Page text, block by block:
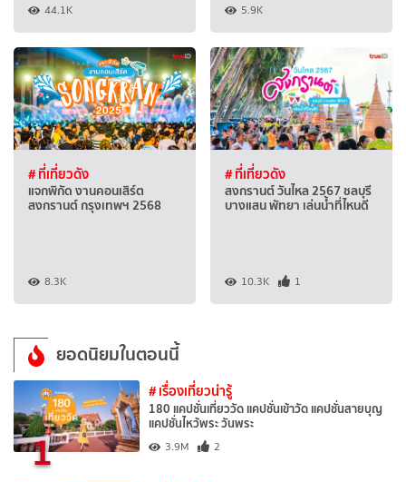
44.1K 5.9K
# ที่เที่ยวดัง
แจกพิกัด งานคอนเสิร์ต
สงกรานต์ กรุงเทพฯ 2568
8.3K
# ที่เที่ยวดัง
สงกรานต์ วันไหล 2567 ชลบุรี
บางแสน พัทยา เล่นน้ำที่ไหนดี
10.3K 1
ยอดนิยมในตอนนี้
1
# เรื่องเที่ยวน่ารู้
180 แคปชั่นเที่ยววัด แคปชั่นเข้าวัด แคปชั่นสายบุญ
แคปชั่นไหว้พระ วันพระ
3.9M 2